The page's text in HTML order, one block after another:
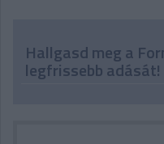
Hallgasd meg a
legfrissebb adását!